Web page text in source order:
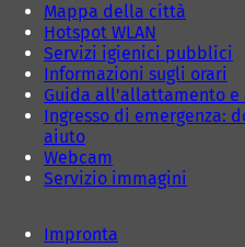
Mappa della città
Hotspot WLAN
Servizi igienici pubblici
Informazioni sugli orari
Guida all'allattamento
Ingresso di emergenza:
aiuto
Webcam
Servizio immagini
Impronta